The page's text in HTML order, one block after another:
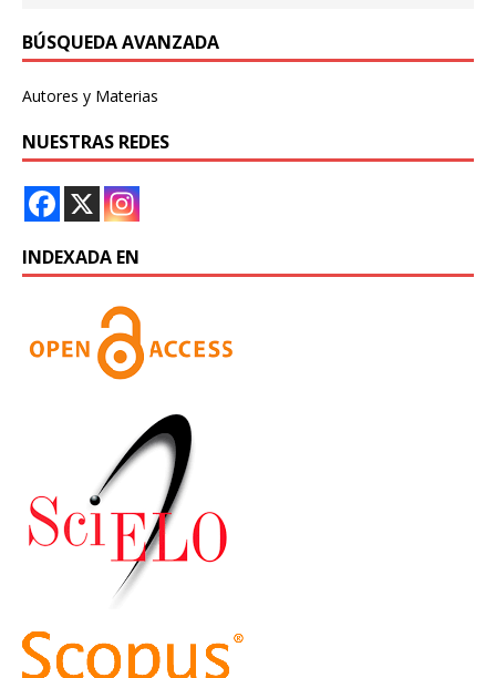
BÚSQUEDA AVANZADA
Autores y Materias
NUESTRAS REDES
INDEXADA EN